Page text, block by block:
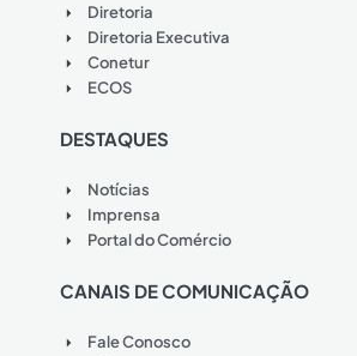
Diretoria
Diretoria Executiva
Conetur
ECOS
DESTAQUES
Notícias
Imprensa
Portal do Comércio
CANAIS DE COMUNICAÇÃO
Fale Conosco